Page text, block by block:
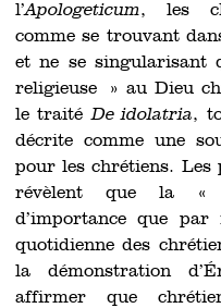
l’Apologeticum, les
comme se trouvant
et ne se singularisant
religieuse » au Dieu
le traitéDe idolatria,
décrite comme une
pour les chrétiens.
révèlent que la «
d’importance que
quotidienne des
la démonstration
affirmer que